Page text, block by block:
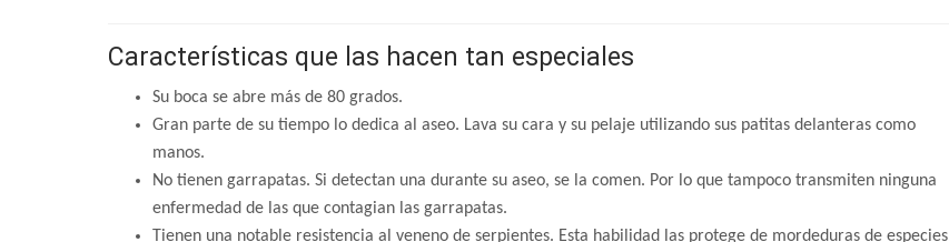
Características que las hacen tan especiales
Su boca se abre más de 80 grados.
Gran parte de su tiempo lo dedica al aseo. Lava su cara y su pelaje utilizando sus patitas delanteras como
manos.
No tienen garrapatas. Si detectan una durante su aseo, se la comen. Por lo que tampoco transmiten ninguna
enfermedad de las que contagian las garrapatas.
Tienen una notable resistencia al veneno de serpientes. Esta habilidad las protege de mordeduras de especies